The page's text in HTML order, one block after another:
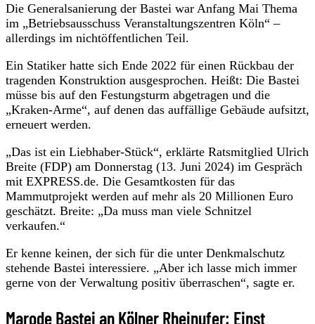
Die Generalsanierung der Bastei war Anfang Mai Thema
im „Betriebsausschuss Veranstaltungszentren Köln“ –
allerdings im nichtöffentlichen Teil.
Ein Statiker hatte sich Ende 2022 für einen Rückbau der
tragenden Konstruktion ausgesprochen. Heißt: Die Bastei
müsse bis auf den Festungsturm abgetragen und die
„Kraken-Arme“, auf denen das auffällige Gebäude aufsitzt,
erneuert werden.
„Das ist ein Liebhaber-Stück“, erklärte Ratsmitglied Ulrich
Breite (FDP) am Donnerstag (13. Juni 2024) im Gespräch
mit EXPRESS.de. Die Gesamtkosten für das
Mammutprojekt werden auf mehr als 20 Millionen Euro
geschätzt. Breite: „Da muss man viele Schnitzel
verkaufen.“
Er kenne keinen, der sich für die unter Denkmalschutz
stehende Bastei interessiere. „Aber ich lasse mich immer
gerne von der Verwaltung positiv überraschen“, sagte er.
Marode Bastei an Kölner Rheinufer: Einst